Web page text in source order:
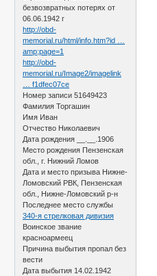
безвозвратных потерях от
06.06.1942 г
http://obd-
memorial.ru/html/info.htm?id …
amp;page=1
http://obd-
memorial.ru/Image2/imagelink
… f1dfec07ce
Номер записи 51649423
Фамилия Торгашин
Имя Иван
Отчество Николаевич
Дата рождения __.__.1906
Место рождения Пензенская
обл., г. Нижний Ломов
Дата и место призыва Нижне-
Ломовский РВК, Пензенская
обл., Нижне-Ломовский р-н
Последнее место службы
340-я стрелковая дивизия
Воинское звание
красноармеец
Причина выбытия пропал без
вести
Дата выбытия 14.02.1942